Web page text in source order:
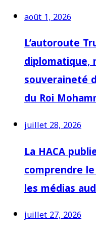
août 1, 2026
L’autoroute
diplomatique,
souveraineté
du Roi
juillet 28, 2026
La HACA
comprendre
les médias
juillet 27, 2026